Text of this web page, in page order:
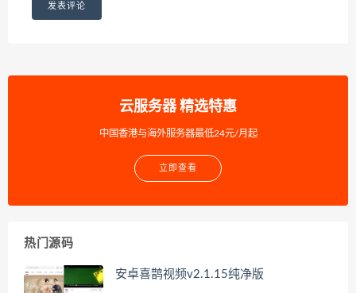
云服务器 精选特惠
中国香港与海外服务器最低24元/月起
立即查看
热门源码
安卓喜鹊视频v2.1.15纯净版